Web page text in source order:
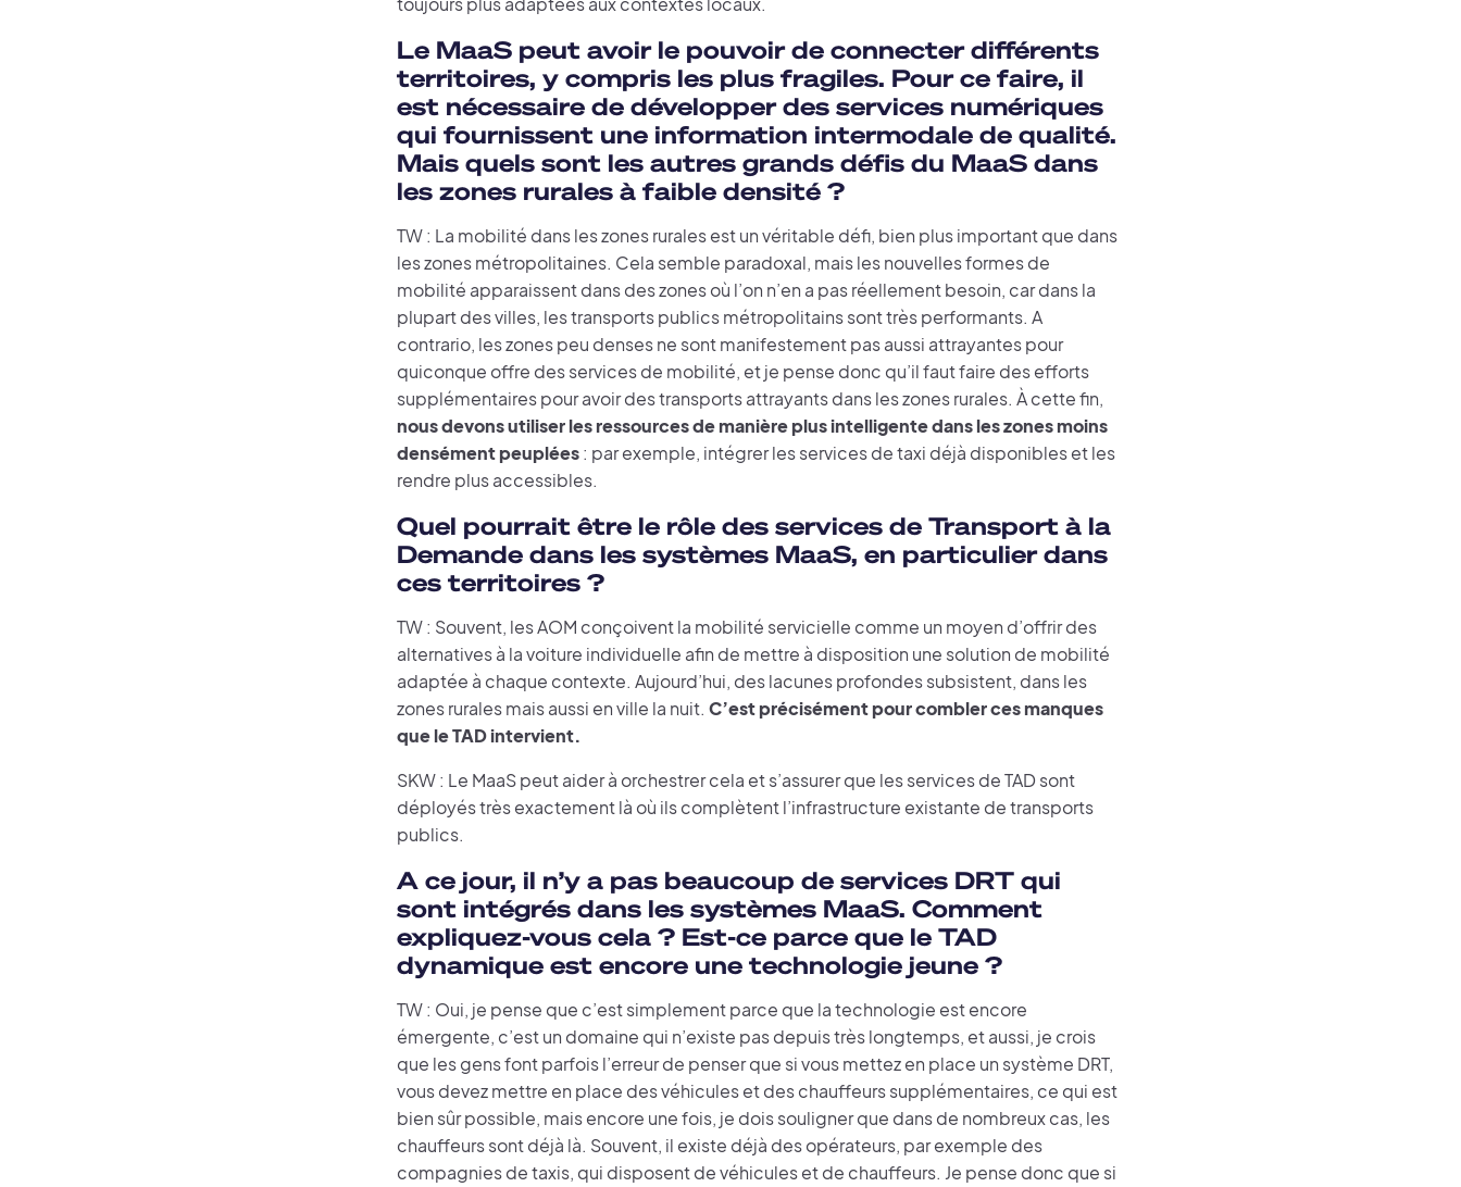
Le MaaS peut avoir le pouvoir de connecter différents
territoires, y compris les plus fragiles. Pour ce faire, il
est nécessaire de développer des services numériques
qui fournissent une information intermodale de qualité.
Mais quels sont les autres grands défis du MaaS dans
les zones rurales à faible densité ?
TW : La mobilité dans les zones rurales est un véritable défi, bien plus important que dans
les zones métropolitaines. Cela semble paradoxal, mais les nouvelles formes de
mobilité apparaissent dans des zones où l’on n’en a pas réellement besoin, car dans la
plupart des villes, les transports publics métropolitains sont très performants. A
contrario, les zones peu denses ne sont manifestement pas aussi attrayantes pour
quiconque offre des services de mobilité, et je pense donc qu’il faut faire des efforts
supplémentaires pour avoir des transports attrayants dans les zones rurales. À cette fin,
nous devons utiliser les ressources de manière plus intelligente dans les zones moins
densément peuplées: par exemple, intégrer les services de taxi déjà disponibles et les
rendre plus accessibles.
Quel pourrait être le rôle des services de Transport à la
Demande dans les systèmes MaaS, en particulier dans
ces territoires ?
TW : Souvent, les AOM conçoivent la mobilité servicielle comme un moyen d’offrir des
alternatives à la voiture individuelle afin de mettre à disposition une solution de mobilité
adaptée à chaque contexte. Aujourd’hui, des lacunes profondes subsistent, dans les
zones rurales mais aussi en ville la nuit. C’est précisément pour combler ces manques
que le TAD intervient.
SKW : Le MaaS peut aider à orchestrer cela et s’assurer que les services de TAD sont
déployés très exactement là où ils complètent l’infrastructure existante de transports
publics.
A ce jour, il n’y a pas beaucoup de services DRT qui
sont intégrés dans les systèmes MaaS. Comment
expliquez-vous cela ? Est-ce parce que le TAD
dynamique est encore une technologie jeune ?
TW : Oui, je pense que c’est simplement parce que la technologie est encore
émergente, c’est un domaine qui n’existe pas depuis très longtemps, et aussi, je crois
que les gens font parfois l’erreur de penser que si vous mettez en place un système DRT,
vous devez mettre en place des véhicules et des chauffeurs supplémentaires, ce qui est
bien sûr possible, mais encore une fois, je dois souligner que dans de nombreux cas, les
chauffeurs sont déjà là. Souvent, il existe déjà des opérateurs, par exemple des
compagnies de taxis, qui disposent de véhicules et de chauffeurs. Je pense donc que si